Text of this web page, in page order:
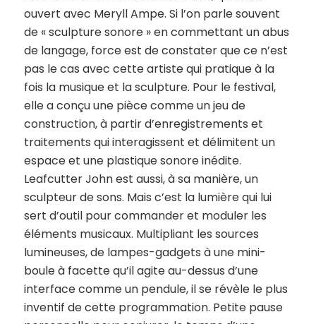
ouvert avec Meryll Ampe. Si l’on parle souvent
de « sculpture sonore » en commettant un abus
de langage, force est de constater que ce n’est
pas le cas avec cette artiste qui pratique à la
fois la musique et la sculpture. Pour le festival,
elle a conçu une pièce comme un jeu de
construction, à partir d’enregistrements et
traitements qui interagissent et délimitent un
espace et une plastique sonore inédite.
Leafcutter John est aussi, à sa manière, un
sculpteur de sons. Mais c’est la lumière qui lui
sert d’outil pour commander et moduler les
éléments musicaux. Multipliant les sources
lumineuses, de lampes-gadgets à une mini-
boule à facette qu’il agite au-dessus d’une
interface comme un pendule, il se révèle le plus
inventif de cette programmation. Petite pause